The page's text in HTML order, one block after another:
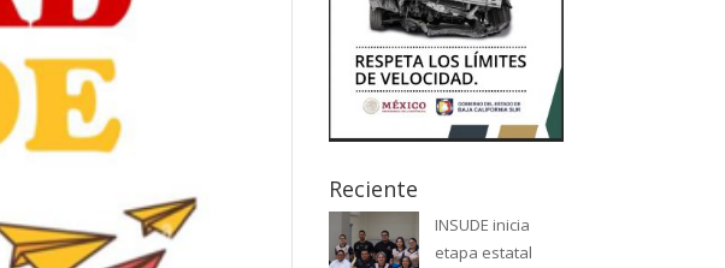
Reciente
INSUDE inicia
etapa estatal